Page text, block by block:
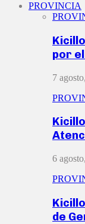
PROVINCIA
por
7
6
de